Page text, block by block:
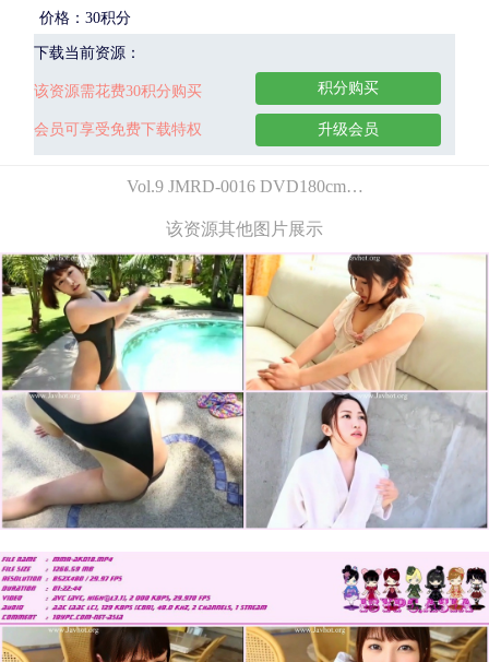
价格：30积分
下载当前资源：
该资源需花费30积分购买
会员可享受免费下载特权
积分购买
升级会员
Vol.9 JMRD-0016 DVD180cm…
该资源其他图片展示